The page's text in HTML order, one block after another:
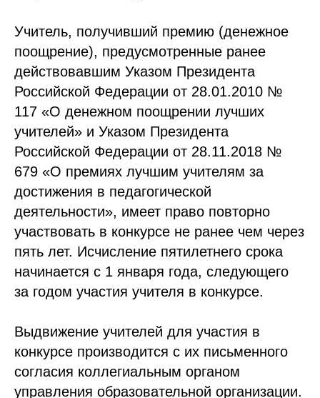
Учитель, получивший премию (денежное
поощрение), предусмотренные ранее
действовавшим Указом Президента
Российской Федерации от 28.01.2010 №
117 «О денежном поощрении лучших
учителей» и Указом Президента
Российской Федерации от 28.11.2018 №
679 «О премиях лучшим учителям за
достижения в педагогической
деятельности», имеет право повторно
участвовать в конкурсе не ранее чем через
пять лет. Исчисление пятилетнего срока
начинается с 1 января года, следующего
за годом участия учителя в конкурсе.
Выдвижение учителей для участия в
конкурсе производится с их письменного
согласия коллегиальным органом
управления образовательной организации.